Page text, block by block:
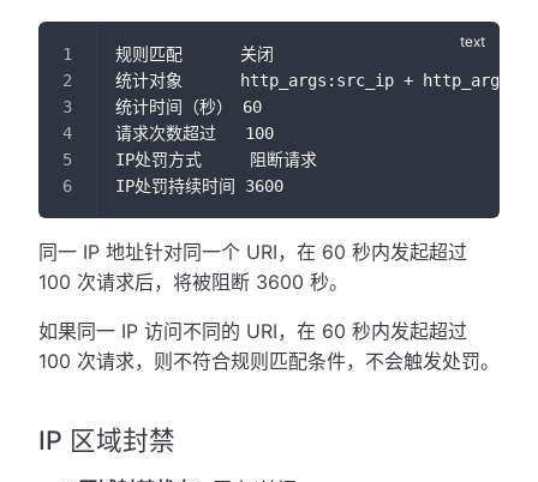
规则匹配      关闭
统计对象      http_args:src_ip +
统计时间（秒） 60
请求次数超过   100
IP处罚方式     阻断请求
IP处罚持续时间 3600
同一 IP 地址针对同一个 URI，在 60 秒内发起超过
100 次请求后，将被阻断 3600 秒。
如果同一 IP 访问不同的 URI，在 60 秒内发起超过
100 次请求，则不符合规则匹配条件，不会触发处罚。
IP 区域封禁